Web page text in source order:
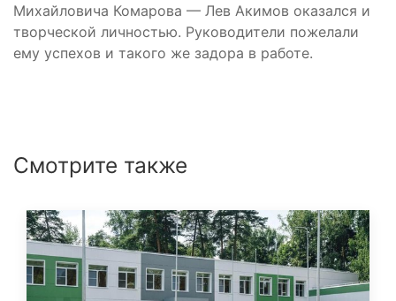
Михайловича Комарова — Лев Акимов оказался и
творческой личностью. Руководители пожелали
ему успехов и такого же задора в работе.
Смотрите также